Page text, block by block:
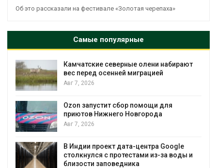
Об это рассказали на фестивале «Золотая черепаха»
Самые популярные
северные олени набирают
перед осенней миграцией
7, 2026
запустит сбор помощи для
Нижнего Новгорода
7, 2026
проект дата-центра Google
с протестами из-за воды и
заповедника
Авг 7, 2026